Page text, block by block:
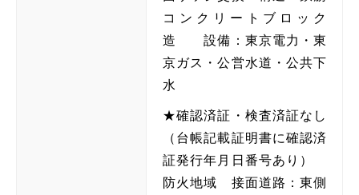
コンクリートブロック
造 設備：東京電力・東
京ガス・公営水道・公共下
水
★確認済証・検査済証なし
（台帳記載証明書に確認済
証発行年月日番号あり）
防火地域 接面道路：東側